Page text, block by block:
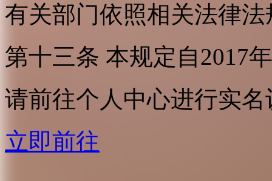
有关部门依照相关法律
第十三条 本规定自2017
请前往个人中心进行实名
立即前往